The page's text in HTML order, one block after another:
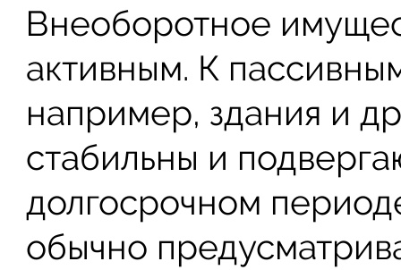
Внеоборотное
активным. К
например, здания и
стабильны и
долгосрочном
обычно